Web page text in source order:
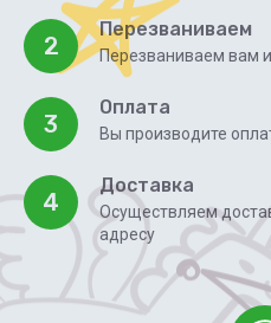
2
Перезваниваем
Перезваниваем вам
3
Оплата
Вы производите
4
Доставка
Осуществляем
адресу